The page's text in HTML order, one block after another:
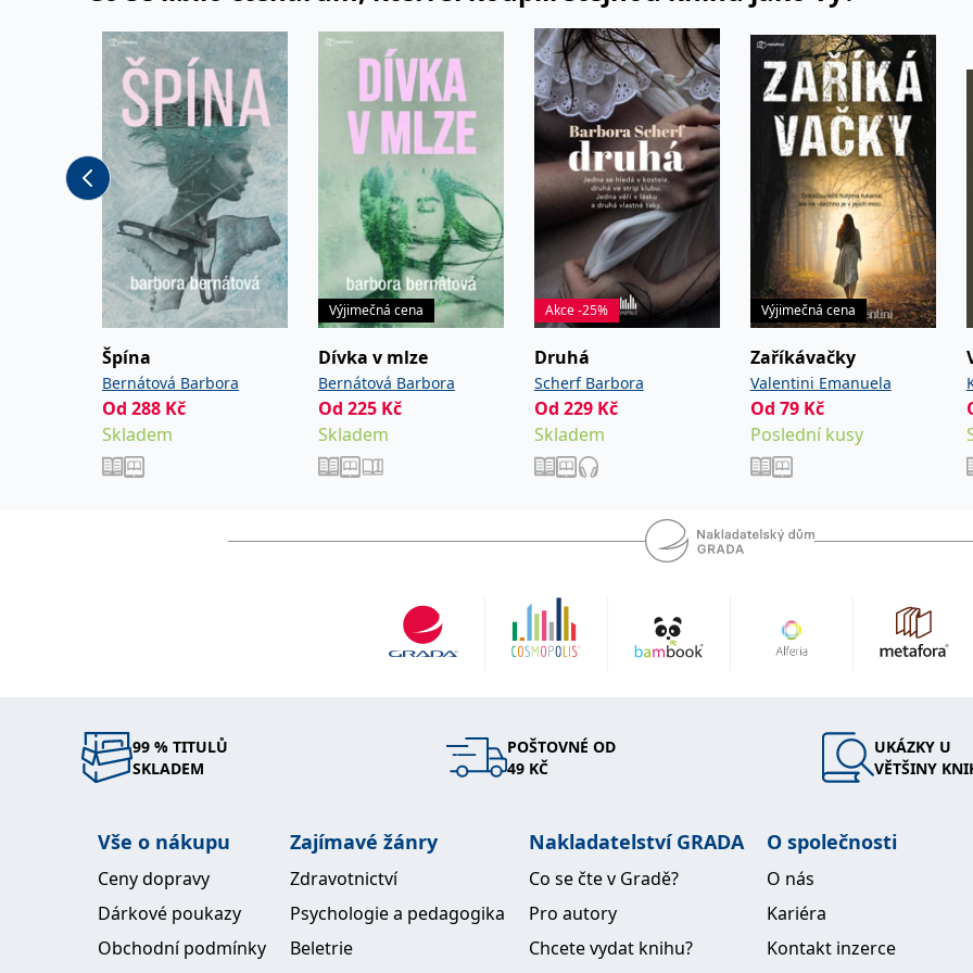
této série.
Špína
Bernátová Barbora
Od 288 Kč
Skladem
Výjimečná cena
Dívka v mlze
Bernátová Barbora
Od 225 Kč
Skladem
Akce -25%
Druhá
Scherf Barbora
Od 229 Kč
Skladem
Výjimečná cena
Zaříkávačky
Valentini Emanuela
Od 79 Kč
Poslední kusy
99 % TITULŮ
SKLADEM
POŠTOVNÉ OD
49 KČ
UKÁZKY U
VĚTŠINY
Vše o nákupu
Ceny dopravy
Dárkové poukazy
Obchodní podmínky
Zajímavé žánry
Zdravotnictví
Psychologie a pedagogika
Beletrie
Nakladatelství GRADA
Co se čte v Gradě?
Pro autory
Chcete vydat knihu?
O společnosti
O nás
Kariéra
Kontakt inzerce